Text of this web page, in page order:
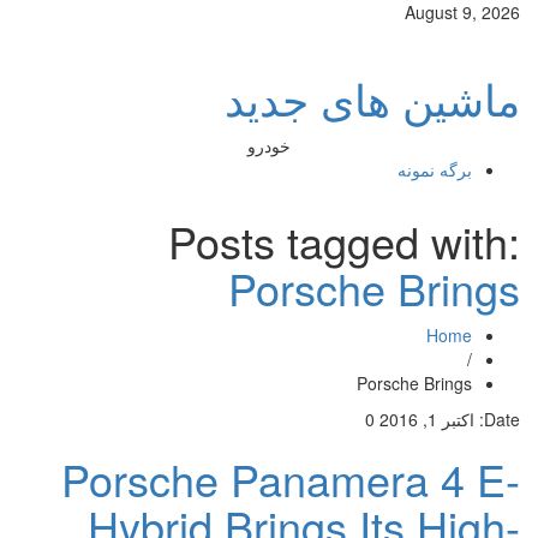
August 9, 2026
ماشین های جدید
خودرو
برگه نمونه
Posts tagged with:
Porsche Brings
Home
/
Porsche Brings
Date: اکتبر 1, 2016 0
Porsche Panamera 4 E-
Hybrid Brings Its High-